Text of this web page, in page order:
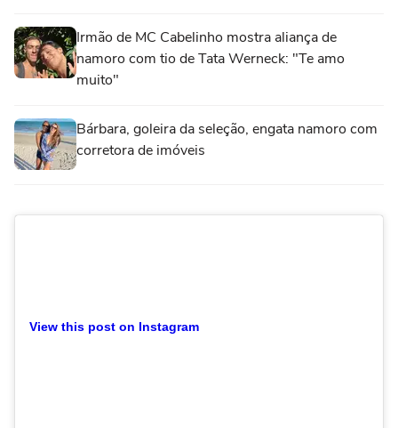
Irmão de MC Cabelinho mostra aliança de
namoro com tio de Tata Werneck: "Te amo
muito"
Bárbara, goleira da seleção, engata namoro com
corretora de imóveis
View this post on Instagram